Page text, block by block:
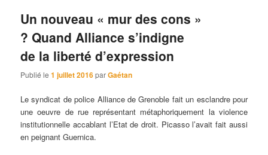
Un nouveau « mur des cons »
? Quand Alliance s’indigne
de la liberté d’expression
Publié le1 juillet 2016parGaétan
Le syndicat de police Alliance de Grenoble fait un esclandre pour
une oeuvre de rue représentant métaphoriquement la violence
institutionnelle accablant l’Etat de droit. Picasso l’avait fait aussi
en peignant Guernica.